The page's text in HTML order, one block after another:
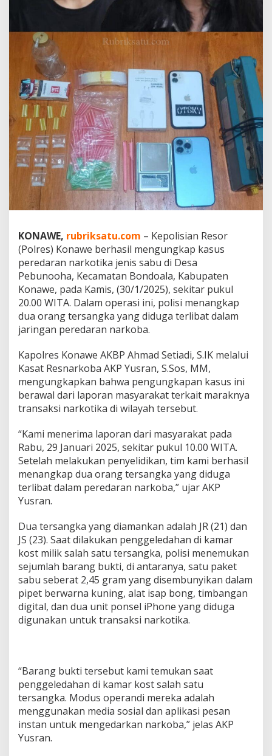
P
e
d
a
r
S
a
b
u
d
i
D
e
s
e
b
u
n
o
o
h
a
KONAWE, rubriksatu.com – Kepolisian Resor
(Polres) Konawe berhasil mengungkap kasus
peredaran narkotika jenis sabu di Desa
Pebunooha, Kecamatan Bondoala, Kabupaten
Konawe, pada Kamis, (30/1/2025), sekitar pukul
20.00 WITA. Dalam operasi ini, polisi menangkap
dua orang tersangka yang diduga terlibat dalam
jaringan peredaran narkoba.
Kapolres Konawe AKBP Ahmad Setiadi, S.IK melalui
Kasat Resnarkoba AKP Yusran, S.Sos, MM,
mengungkapkan bahwa pengungkapan kasus ini
berawal dari laporan masyarakat terkait maraknya
transaksi narkotika di wilayah tersebut.
“Kami menerima laporan dari masyarakat pada
Rabu, 29 Januari 2025, sekitar pukul 10.00 WITA.
Setelah melakukan penyelidikan, tim kami berhasil
menangkap dua orang tersangka yang diduga
terlibat dalam peredaran narkoba,” ujar AKP
Yusran.
Dua tersangka yang diamankan adalah JR (21) dan
JS (23). Saat dilakukan penggeledahan di kamar
kost milik salah satu tersangka, polisi menemukan
sejumlah barang bukti, di antaranya, satu paket
sabu seberat 2,45 gram yang disembunyikan dalam
pipet berwarna kuning, alat isap bong, timbangan
digital, dan dua unit ponsel iPhone yang diduga
digunakan untuk transaksi narkotika.
“Barang bukti tersebut kami temukan saat
penggeledahan di kamar kost salah satu
tersangka. Modus operandi mereka adalah
menggunakan media sosial dan aplikasi pesan
instan untuk mengedarkan narkoba,” jelas AKP
Yusran.